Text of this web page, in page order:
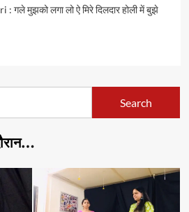
मुझको लगा लो ऐ मिरे दिलदार होली में बुझे